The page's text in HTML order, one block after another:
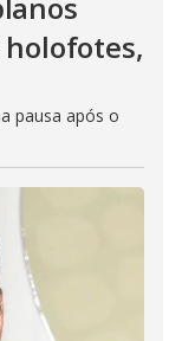
holofotes,
pausa após o